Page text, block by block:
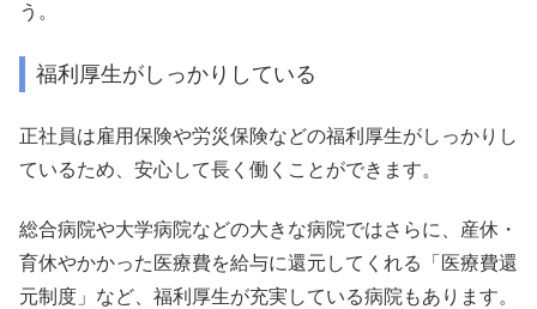
う。
福利厚生がしっかりしている
正社員は雇用保険や労災保険などの福利厚生がしっかりし
ているため、安心して長く働くことができます。
総合病院や大学病院などの大きな病院ではさらに、産休・
育休やかかった医療費を給与に還元してくれる「医療費還
元制度」など、福利厚生が充実している病院もあります。